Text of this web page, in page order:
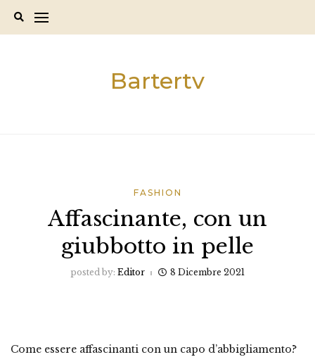
Bartertv
FASHION
Affascinante, con un
giubbotto in pelle
posted by: Editor 8 Dicembre 2021
Come essere affascinanti con un capo d’abbigliamento?